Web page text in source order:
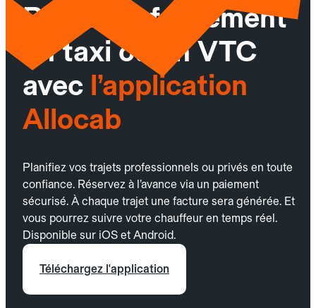
Réservez facilement
un taxi ou un VTC
avec l’application
Allocab
Planifiez vos trajets professionnels ou privés en toute
confiance. Réservez à l’avance via un paiement
sécurisé. À chaque trajet une facture sera générée. Et
vous pourrez suivre votre chauffeur en temps réel.
Disponible sur iOS et Android.
Téléchargez l'application